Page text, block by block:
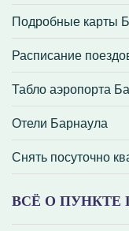
Подробные карты
Расписание
Табло аэропорта
Отели Барнаула
Снять посуточно
ВСЁ О ПУНКТЕ